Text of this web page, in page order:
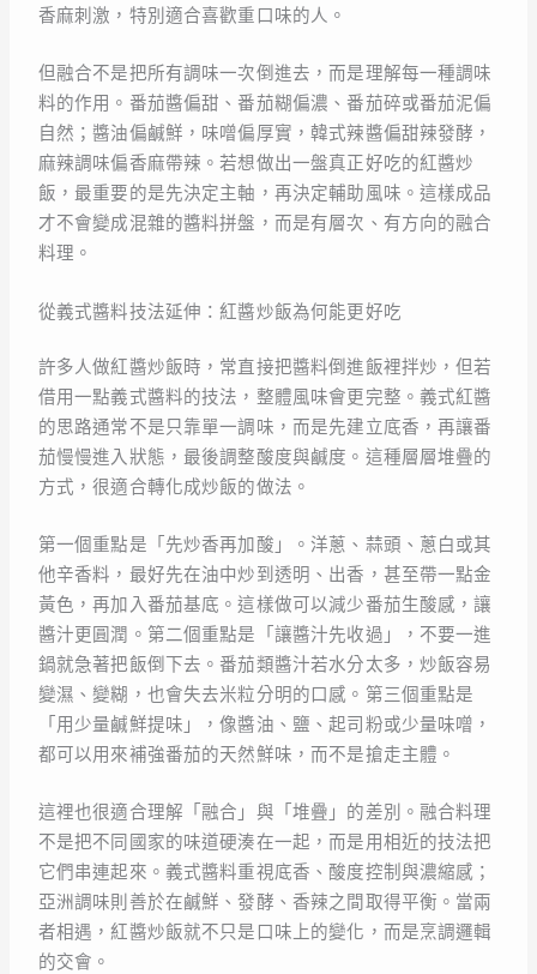
香麻刺激，特別適合喜歡重口味的人。
但融合不是把所有調味一次倒進去，而是理解每一種調味
料的作用。番茄醬偏甜、番茄糊偏濃、番茄碎或番茄泥偏
自然；醬油偏鹹鮮，味噌偏厚實，韓式辣醬偏甜辣發酵，
麻辣調味偏香麻帶辣。若想做出一盤真正好吃的紅醬炒
飯，最重要的是先決定主軸，再決定輔助風味。這樣成品
才不會變成混雜的醬料拼盤，而是有層次、有方向的融合
料理。
從義式醬料技法延伸：紅醬炒飯為何能更好吃
許多人做紅醬炒飯時，常直接把醬料倒進飯裡拌炒，但若
借用一點義式醬料的技法，整體風味會更完整。義式紅醬
的思路通常不是只靠單一調味，而是先建立底香，再讓番
茄慢慢進入狀態，最後調整酸度與鹹度。這種層層堆疊的
方式，很適合轉化成炒飯的做法。
第一個重點是「先炒香再加酸」。洋蔥、蒜頭、蔥白或其
他辛香料，最好先在油中炒到透明、出香，甚至帶一點金
黃色，再加入番茄基底。這樣做可以減少番茄生酸感，讓
醬汁更圓潤。第二個重點是「讓醬汁先收過」，不要一進
鍋就急著把飯倒下去。番茄類醬汁若水分太多，炒飯容易
變濕、變糊，也會失去米粒分明的口感。第三個重點是
「用少量鹹鮮提味」，像醬油、鹽、起司粉或少量味噌，
都可以用來補強番茄的天然鮮味，而不是搶走主體。
這裡也很適合理解「融合」與「堆疊」的差別。融合料理
不是把不同國家的味道硬湊在一起，而是用相近的技法把
它們串連起來。義式醬料重視底香、酸度控制與濃縮感；
亞洲調味則善於在鹹鮮、發酵、香辣之間取得平衡。當兩
者相遇，紅醬炒飯就不只是口味上的變化，而是烹調邏輯
的交會。